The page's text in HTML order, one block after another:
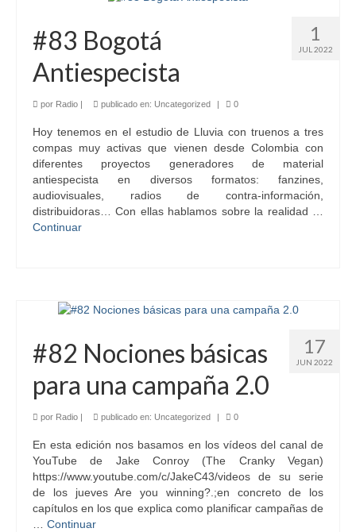
1
JUL 2022
#83 Bogotá
Antiespecista
por Radio | publicado en: Uncategorized | 0
Hoy tenemos en el estudio de Lluvia con truenos a tres
compas muy activas que vienen desde Colombia con
diferentes proyectos generadores de material
antiespecista en diversos formatos: fanzines,
audiovisuales, radios de contra-información,
distribuidoras… Con ellas hablamos sobre la realidad …
Continuar
17
JUN 2022
#82 Nociones básicas
para una campaña 2.0
por Radio publicado en: Uncategorized 0
En esta edición nos basamos en los vídeos del canal de
YouTube de Jake Conroy (The Cranky Vegan)
https://www.youtube.com/c/JakeC43/videos de su serie
de los jueves Are you winning?.;en concreto de los
capítulos en los que explica como planificar campañas de
… Continuar